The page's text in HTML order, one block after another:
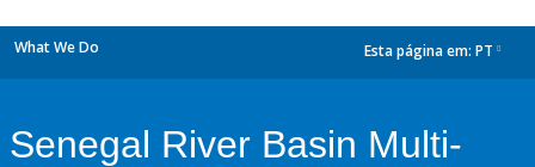
What We Do Esta página em: PT
Senegal River Basin Multi-